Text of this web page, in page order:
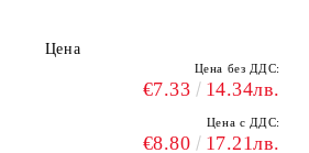
Цена
Цена без ДДС:
€7.33 14.34лв.
Цена с ДДС:
€8.80 17.21лв.